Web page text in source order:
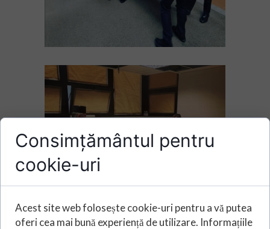
Consimțământul pentru
cookie-uri
Acest site web folosește cookie-uri pentru a vă putea
oferi cea mai bună experiență de utilizare. Informațiile